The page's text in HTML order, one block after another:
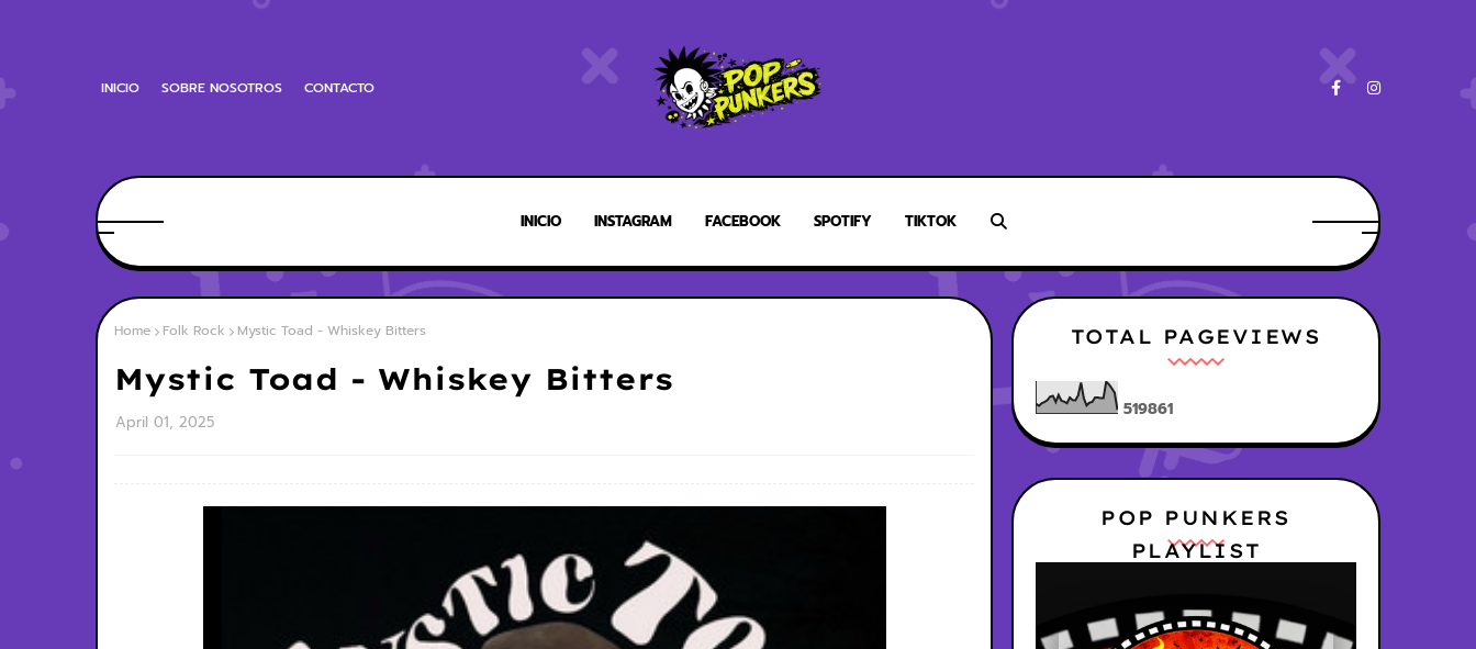
INICIO SOBRE NOSOTROS CONTACTO
INICIO INSTAGRAM FACEBOOK SPOTIFY TIKTOK
Home Folk Rock Mystic Toad - Whiskey Bitters
Mystic Toad - Whiskey Bitters
April 01, 2025
TOTAL PAGEVIEWS
519861
POP PUNKERS
PLAYLIST